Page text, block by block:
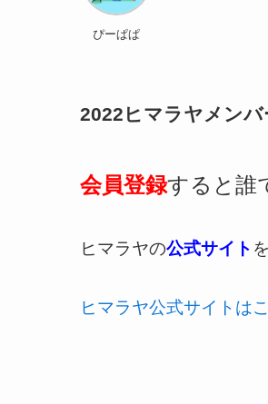
ぴーぱぱ
2022ヒマラヤメンバ
会員登録すると誰
ヒマラヤの公式サイト
ヒマラヤ公式サイトは